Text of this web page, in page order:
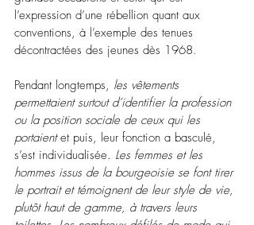
l’expression d’une rébellion quant aux
conventions, à l’exemple des tenues
décontractées des jeunes dès 1968.
Pendant longtemps, les vêtements
permettaient surtout d’identifier la profession
ou la position sociale de ceux qui les
portaient et puis, leur fonction a basculé,
s’est individualisée. Les femmes et les
hommes issus de la bourgeoisie se font tirer
le portrait et témoignent de leur style de vie,
plutôt haut de gamme, à travers leurs